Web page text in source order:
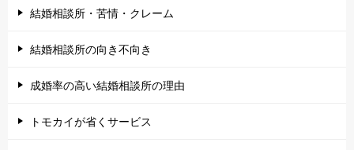
結婚相談所・苦情・クレーム
結婚相談所の向き不向き
成婚率の高い結婚相談所の理由
トモカイが省くサービス